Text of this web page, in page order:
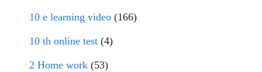
10 e learning video (166)
10 th online test (4)
2 Home work (53)